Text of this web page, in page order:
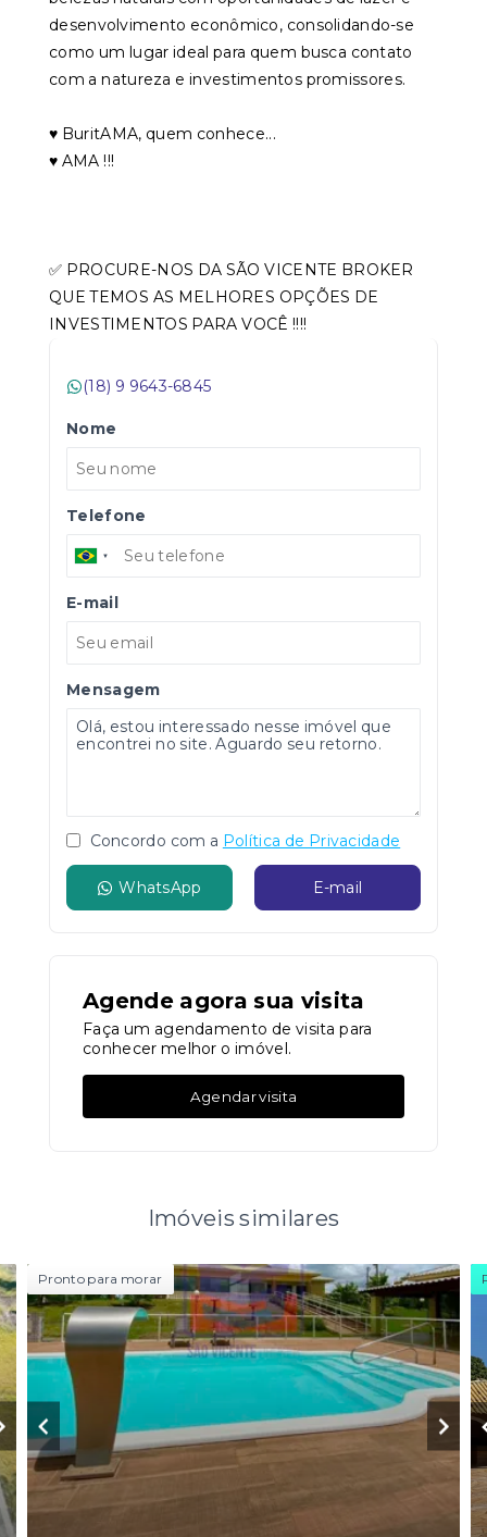
desenvolvimento econômico, consolidando-se
como um lugar ideal para quem busca contato
com a natureza e investimentos promissores.
♥️ BuritAMA, quem conhece...
♥️ AMA !!!
✅ PROCURE-NOS DA SÃO VICENTE BROKER
QUE TEMOS AS MELHORES OPÇÕES DE
INVESTIMENTOS PARA VOCÊ !!!!
(18) 9 9643-6845
Nome
Telefone
E-mail
Mensagem
Concordo com a Política de Privacidade
WhatsApp E-mail
Agende agora sua visita
Faça um agendamento de visita para
conhecer melhor o imóvel.
Agendar visita
Imóveis similares
Pronto para morar